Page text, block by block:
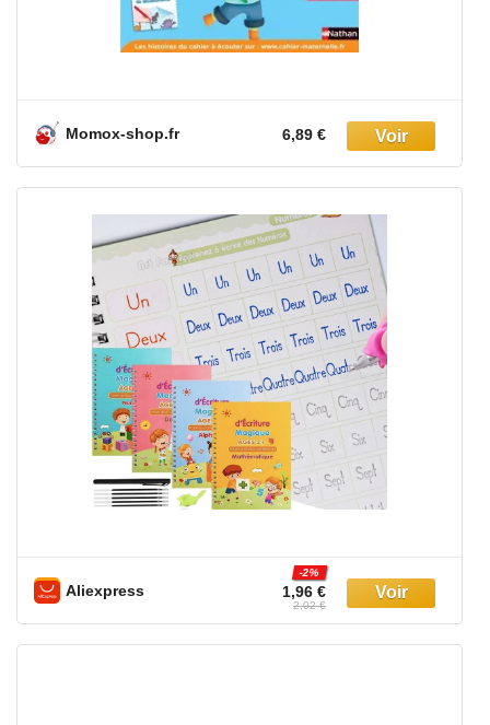
Momox-shop.fr 6,89 €
Aliexpress 1,96 €
-2%
2,02 €